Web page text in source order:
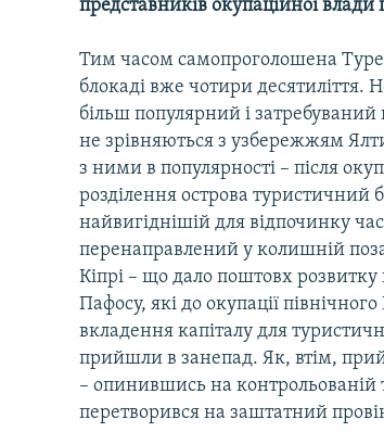
представників окупаційної
Тим часом самопроголошена
блокаді вже чотири
більш популярний і
не зрівняються з узбережжям
з ними в популярності – після
розділення острова туристичний
найвигіднішій для відпочинку
перенаправлений у колишній
Кіпрі – що дало поштовх
Пафосу, які до окупації
вкладення капіталу для
прийшли в занепад. Як, втім,
– опинившись на контрольованій
перетворився на заштатний